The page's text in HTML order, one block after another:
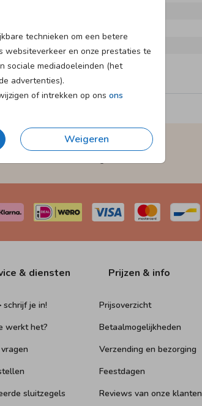
technieken om een betere
websiteverkeer en onze prestaties te
sociale mediadoeleinden (het
advertenties).
of intrekken op ons ons
Weigeren
Enveloppen
Verzending in 1-2 werkdagen
& diensten
je in!
werkt het?
sluitzegels
Prijzen & info
Prijsoverzicht
Betaalmogelijkheden
Verzending en bezorging
Feestdagen
Reviews van onze klanten